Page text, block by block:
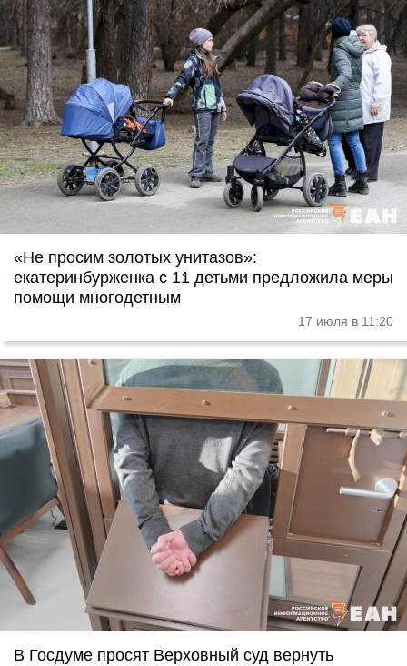
«Не просим золотых унитазов»:
екатеринбурженка с 11 детьми предложила меры
помощи многодетным
17 июля в 11:20
В Госдуме просят Верховный суд вернуть